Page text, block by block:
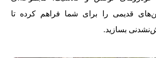
قدیمی را برای شما فراهم کرده تا
بسازید.